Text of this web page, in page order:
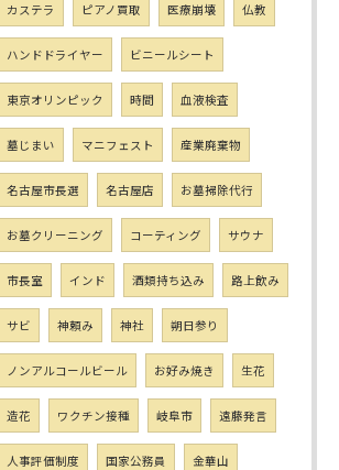
カステラ ピアノ買取 医療崩壊 仏教
ハンドドライヤー ビニールシート
東京オリンピック 時間 血液検査
墓じまい マニフェスト 産業廃棄物
名古屋市長選 名古屋店 お墓掃除代行
お墓クリーニング コーティング サウナ
市長室 インド 酒類持ち込み 路上飲み
サビ 神頼み 神社 朔日参り
ノンアルコールビール お好み焼き 生花
造花 ワクチン接種 岐阜市 遠藤発言
人事評価制度 国家公務員 金華山